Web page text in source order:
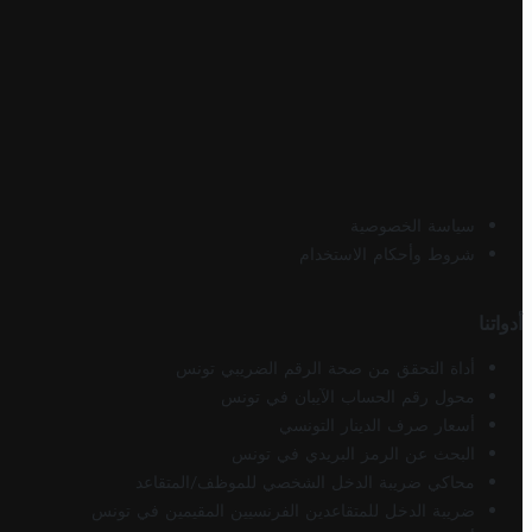
سياسة الخصوصية
شروط وأحكام الاستخدام
أدواتنا
أداة التحقق من صحة الرقم الضريبي تونس
محول رقم الحساب الآيبان في تونس
أسعار صرف الدينار التونسي
البحث عن الرمز البريدي في تونس
محاكي ضريبة الدخل الشخصي للموظف/المتقاعد
ضريبة الدخل للمتقاعدين الفرنسيين المقيمين في تونس